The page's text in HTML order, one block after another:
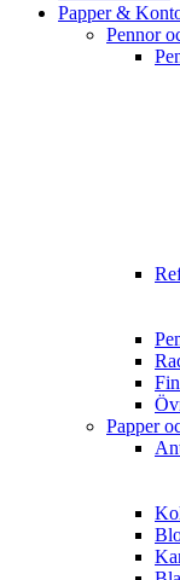
Papper &
Pennor
Papper